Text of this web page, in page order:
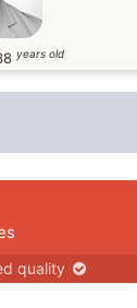
years old
quality